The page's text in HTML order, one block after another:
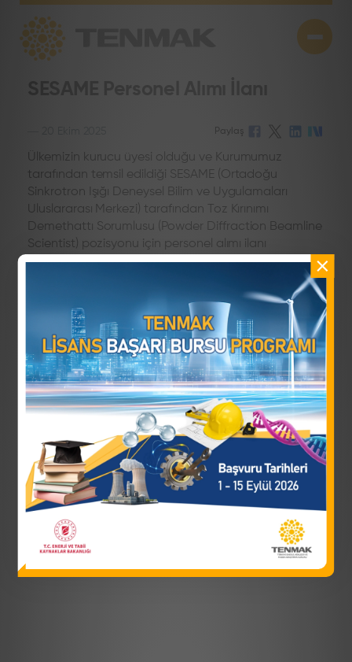
Paylaş
Ülkemizin kurucu üyesi olduğu ve Kurumumuz
tarafından temsil edildiği SESAME (Ortadoğu
Sinkrotron Işığı Deneysel Bilim ve Uygulamaları
Uluslararası Merkezi) tarafından Toz Kırınımı
Demethattı Sorumlusu (Powder Diffraction Beamline
Scientist) pozisyonu için personel alımı ilanı
yayınlanmıştır.
Son başvuru tarihi 28 Ekim 2025 veya uygun aday
bulunana kadardır.
Ayrıntılı bilgi ve başvuru için:
https://www.sesame.org.jo/sesames/careers/jobs